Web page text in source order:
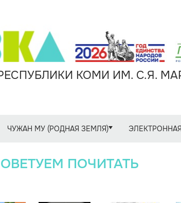
КОМИ ИМ. С.Я.
ЧУЖАН МУ (РОДНАЯ ЗЕМЛЯ)
ПОЧИТАТЬ